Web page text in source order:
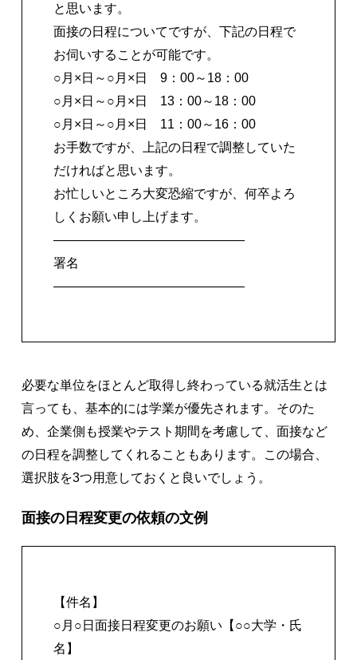
と思います。
面接の日程についてですが、下記の日程で
お伺いすることが可能です。
○月×日～○月×日 9：00～18：00
○月×日～○月×日 13：00～18：00
○月×日～○月×日 11：00～16：00
お手数ですが、上記の日程で調整していた
だければと思います。
お忙しいところ大変恐縮ですが、何卒よろ
しくお願い申し上げます。
―――――――――――――――
署名
―――――――――――――――
必要な単位をほとんど取得し終わっている就活生とは
言っても、基本的には学業が優先されます。そのた
め、企業側も授業やテスト期間を考慮して、面接など
の日程を調整してくれることもあります。この場合、
選択肢を3つ用意しておくと良いでしょう。
面接の日程変更の依頼の文例
【件名】
○月○日面接日程変更のお願い【○○大学・氏
名】